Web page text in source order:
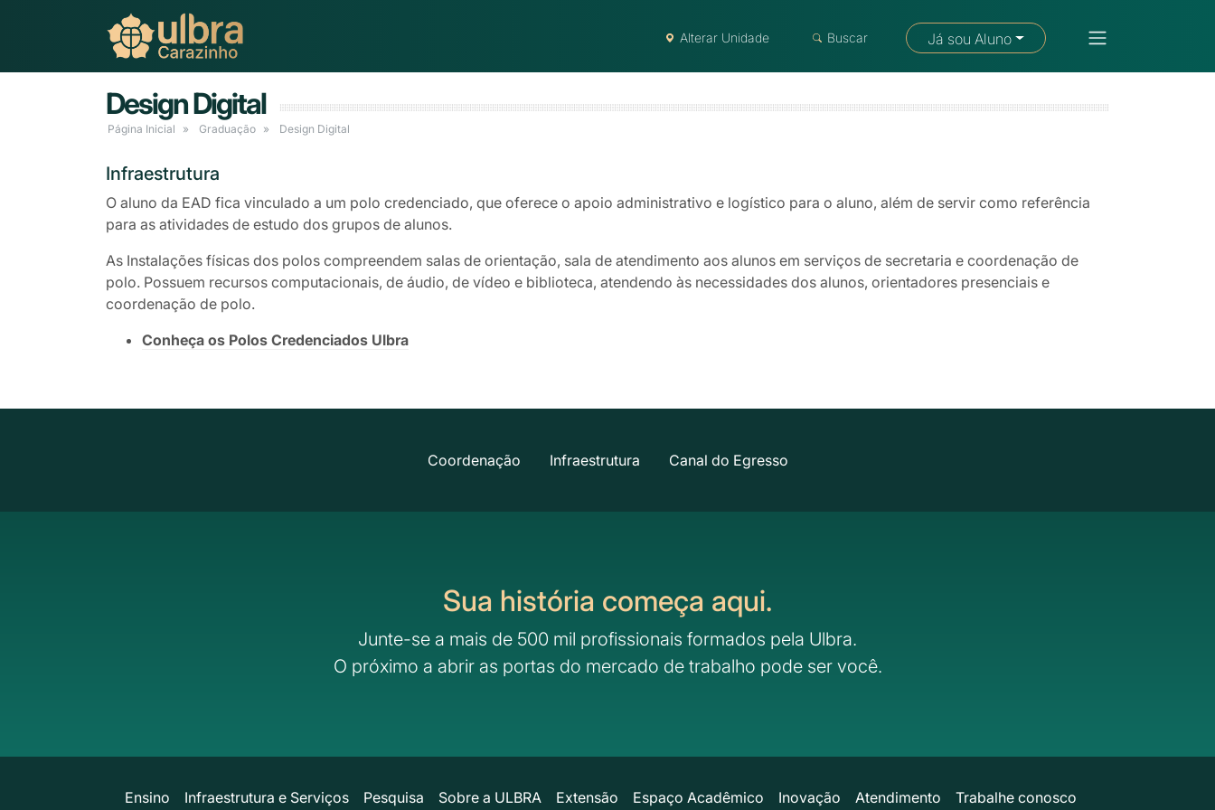
Fale com um consultor
Alterar Unidade Buscar Já sou Aluno
Design Digital
Página Inicial Graduação Design Digital
Infraestrutura
O aluno da EAD fica vinculado a um polo credenciado, que oferece o apoio administrativo e logístico para o aluno, além de servir como referência
para as atividades de estudo dos grupos de alunos.
As Instalações físicas dos polos compreendem salas de orientação, sala de atendimento aos alunos em serviços de secretaria e coordenação de
polo. Possuem recursos computacionais, de áudio, de vídeo e biblioteca, atendendo às necessidades dos alunos, orientadores presenciais e
coordenação de polo.
Conheça os Polos Credenciados Ulbra
Coordenação Infraestrutura Canal do Egresso
Sua história começa aqui.
Junte-se a mais de 500 mil profissionais formados pela Ulbra.
O próximo a abrir as portas do mercado de trabalho pode ser você.
Ensino Infraestrutura e Serviços Pesquisa Sobre a ULBRA Extensão Espaço Acadêmico Inovação Atendimento Trabalhe conosco